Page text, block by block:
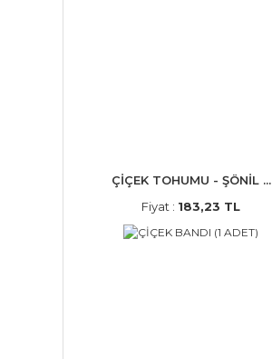
ÇİÇEK TOHUMU - ŞÖNİL ...
Fiyat : 183,23 TL